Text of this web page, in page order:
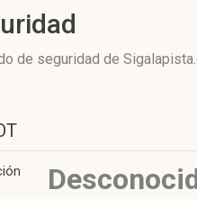
de seguridad de